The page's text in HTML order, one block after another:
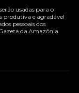
usadas para o
produtiva e agradável
pessoais dos
da Amazônia.